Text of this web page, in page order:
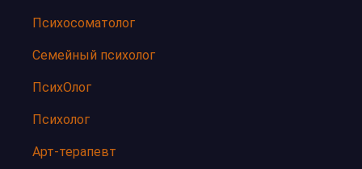
Психосоматолог
Семейный психолог
ПсихОлог
Психолог
Арт-терапевт